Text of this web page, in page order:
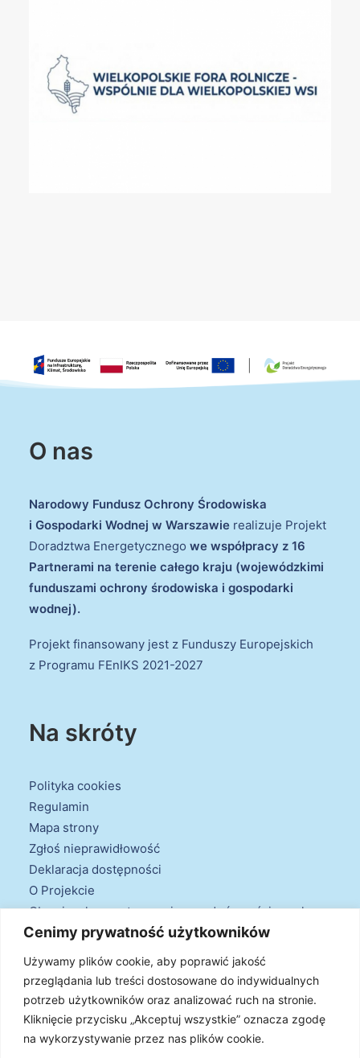
Cenimy prywatność użytkowników
Używamy plików cookie, aby poprawić jakość
przeglądania lub treści dostosowane do indywidualnych
potrzeb użytkowników oraz analizować ruch na stronie.
Kliknięcie przycisku „Akceptuj wszystkie” oznacza zgodę
na wykorzystywanie przez nas plików cookie.
O nas
Narodowy Fundusz Ochrony Środowiska
i Gospodarki Wodnej w Warszawie realizuje Projekt
Doradztwa Energetycznego we współpracy z 16
Partnerami na terenie całego kraju (wojewódzkimi
funduszami ochrony środowiska i gospodarki
wodnej).
Projekt finansowany jest z Funduszy Europejskich
z Programu FEnIKS 2021-2027
Na skróty
Polityka cookies
Regulamin
Mapa strony
Zgłoś nieprawidłowość
Deklaracja dostępności
O Projekcie
Obowiązek przestrzegania zasad równościowych
oraz warunków podstawowych
Klauzule informacyjne